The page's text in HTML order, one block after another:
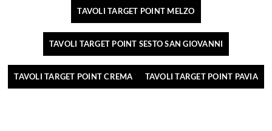
TAVOLI TARGET POINT MELZO
TAVOLI TARGET POINT SESTO SAN GIOVANNI
TAVOLI TARGET POINT CREMA TAVOLI TARGET POINT PAVIA